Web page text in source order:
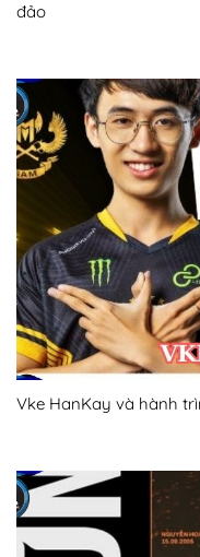
đảo
Vke HanKay và hành